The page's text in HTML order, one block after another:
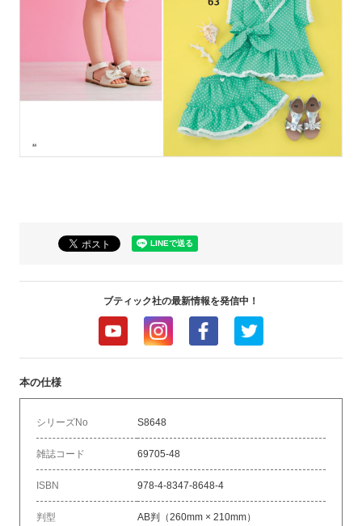
ブティック社の最新情報を発信中！
本の仕様
シリーズNo S8648
雑誌コード 69705-48
ISBN 978-4-8347-8648-4
判型 AB判（260mm × 210mm）